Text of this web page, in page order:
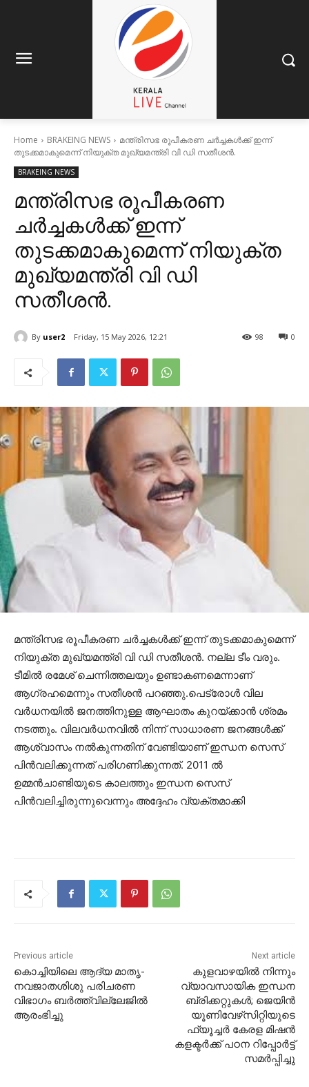
Home BRAKEING NEWS
മന്ത്രിസഭ രൂപീകരണ ചര്‍ച്ചകൾക്ക് ഇന്ന്
തുടക്കമാകുമെന്ന് നിയുക്ത മുഖ്യമന്ത്രി വി ഡി സതീശൻ.
BRAKEING NEWS
മന്ത്രിസഭ രൂപീകരണ
ചര്‍ച്ചകൾക്ക് ഇന്ന്
തുടക്കമാകുമെന്ന് നിയുക്ത
മുഖ്യമന്ത്രി വി ഡി
സതീശൻ.
By user2 Friday, 15 May 2026, 12:21 0
98
മന്ത്രിസഭ രൂപീകരണ ചര്‍ച്ചകൾക്ക് ഇന്ന് തുടക്കമാകുമെന്ന്
നിയുക്ത മുഖ്യമന്ത്രി വി ഡി സതീശൻ. നല്ല ടീം വരും.
ടീമിൽ രമേശ് ചെന്നിത്തലയും ഉണ്ടാകണമെന്നാണ്
ആഗ്രഹമെന്നും സതീശൻ പറഞ്ഞു.പെട്രോൾ വില
വർധനയിൽ ജനത്തിനുള്ള ആഘാതം കുറയ്ക്കാൻ ശ്രമം
നടത്തും. വിലവർധനവിൽ നിന്ന് സാധാരണ ജനങ്ങൾക്ക്
ആശ്വാസം നൽകുന്നതിന് വേണ്ടിയാണ് ഇന്ധന സെസ്
പിൻവലിക്കുന്നത് പരിഗണിക്കുന്നത്. 2011 ൽ
ഉമ്മൻചാണ്ടിയുടെ കാലത്തും ഇന്ധന സെസ്
പിൻവലിച്ചിരുന്നുവെന്നും അദ്ദേഹം വ്യക്തമാക്കി
Previous article
കൊച്ചിയിലെ ആദ്യ മാതൃ-
നവജാതശിശു പരിചരണ
വിഭാഗം ബർത്ത്‌വില്ലേജിൽ
ആരംഭിച്ചു
Next article
കുളവാഴയില്‍ നിന്നും
വ്യാവസായിക ഇന്ധന
ബ്രിക്കറ്റുകൾ; ജെയിന്‍
യൂണിവേഴ്‌സിറ്റിയുടെ
ഫ്യൂച്ചര്‍ കേരള മിഷന്‍
കളക്ടര്‍ക്ക് പഠന റിപ്പോര്‍ട്ട്
സമര്‍പ്പിച്ചു